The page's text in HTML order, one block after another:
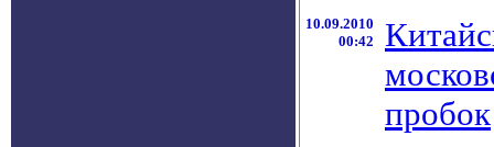
10.09.2010
00:42
пробок